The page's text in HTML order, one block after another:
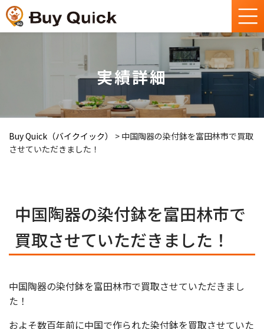
実績詳細
Buy Quick（バイクイック） > 中国陶器の染付鉢を富田林市で買取
させていただきました！
中国陶器の染付鉢を富田林市で
買取させていただきました！
中国陶器の染付鉢を富田林市で買取させていただきまし
た！
およそ数百年前に中国で作られた染付鉢を買取させていた